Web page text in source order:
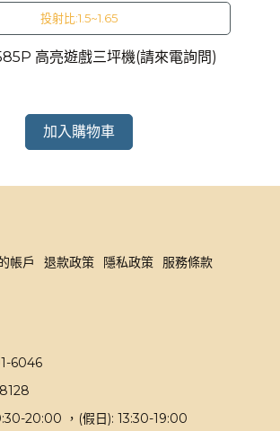
投射比:1.5~1.65
高亮遊戲三坪機(請來電詢問)
加入購物車
帳戶 退款政策 隱私政策
服務條款
6046
20:00 ，(假日): 13:30-19:00